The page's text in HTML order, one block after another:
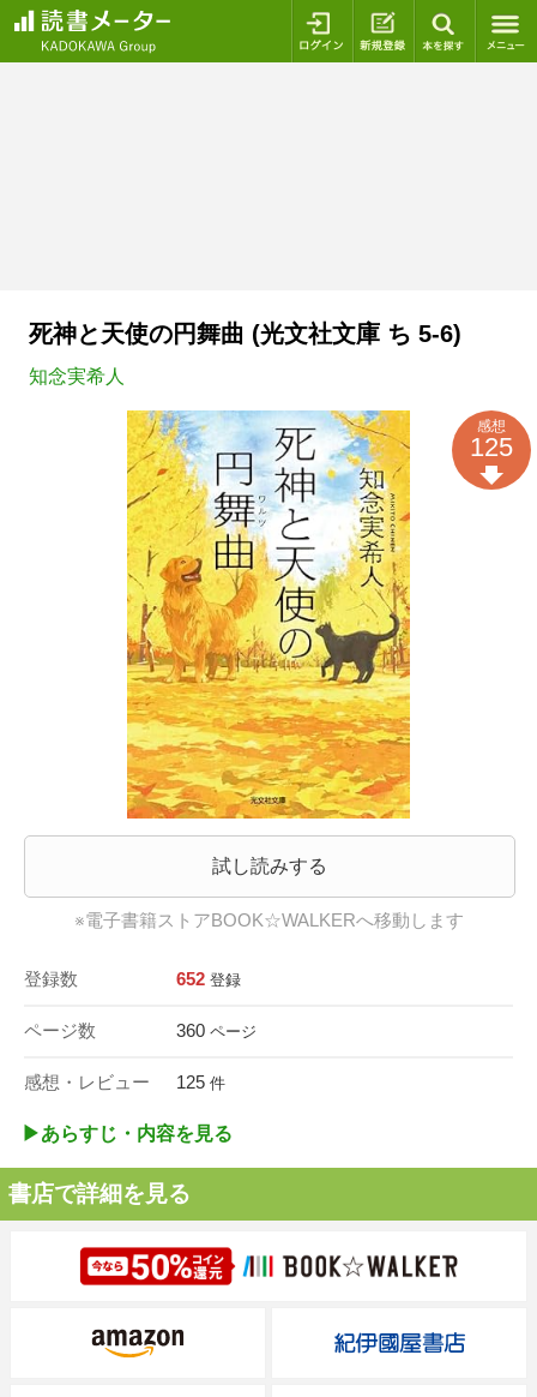
ログイン 新規登録
死神と天使の円舞曲 (光文社文庫 ち 5-6)
知念実希人
試し読みする
※電子書籍ストアBOOK☆WALKERへ移動します
登録数 652 登録
ページ数 360 ページ
感想・レビュー 125 件
感想
125
▶︎あらすじ・内容を見る
書店で詳細を見る